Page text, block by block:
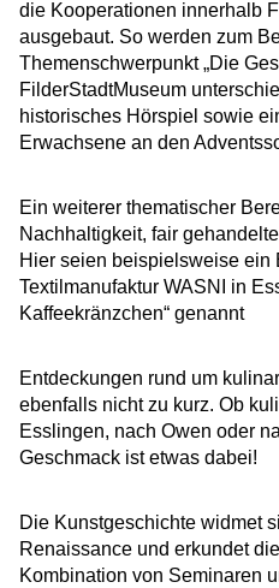
die Kooperationen innerhalb
ausgebaut. So werden zum
Themenschwerpunkt „Die
FilderStadtMuseum
historisches Hörspiel sowie
Erwachsene an den
Ein weiterer thematischer
Nachhaltigkeit, fair
Hier seien beispielsweise ein
Textilmanufaktur WASNI in
Kaffeekränzchen“ genannt
Entdeckungen rund um
ebenfalls nicht zu kurz. Ob
Esslingen, nach Owen oder
Geschmack ist etwas dabei!
Die Kunstgeschichte widmet
Renaissance und erkundet
Kombination von Seminaren